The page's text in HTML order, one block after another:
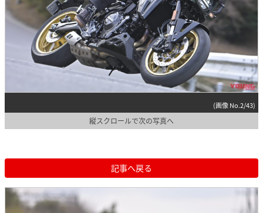
(画像 No.2/43)
縦スクロールで次の写真へ
記事へ戻る